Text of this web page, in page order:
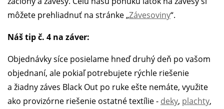
môžete prehliadnuť na stránke „Závesoviny“.
Náš tip č. 4 na záver:
Objednávky síce posielame hneď druhý deň po vašom
objednaní, ale pokiaľ potrebujete rýchle riešenie
a žiadny záves Black Out po ruke ešte nemáte, využite
ako provizórne riešenie ostatné textílie - deky, plachty,